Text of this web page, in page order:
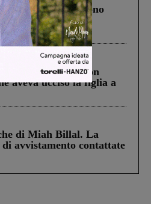
in A1 in cui morirono
Lo schianto, il
fra tir....
di Castiglion
aveva ucciso la figlia a
di Miah Billal. La
avvistamento contattate